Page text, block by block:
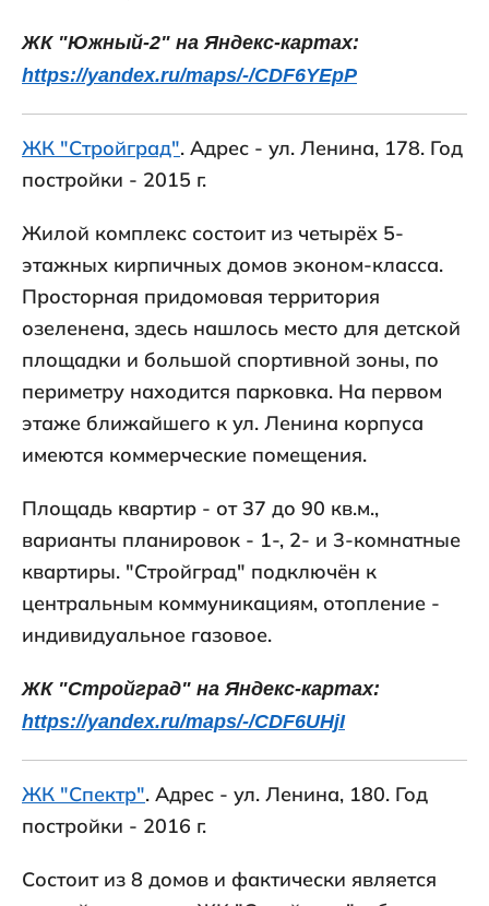
ЖК "Южный-2" на Яндекс-картах:
https://yandex.ru/maps/-/CDF6YEpP
ЖК "Стройград". Адрес - ул. Ленина, 178. Год
постройки - 2015 г.
Жилой комплекс состоит из четырёх 5-
этажных кирпичных домов эконом-класса.
Просторная придомовая территория
озеленена, здесь нашлось место для детской
площадки и большой спортивной зоны, по
периметру находится парковка. На первом
этаже ближайшего к ул. Ленина корпуса
имеются коммерческие помещения.
Площадь квартир - от 37 до 90 кв.м.,
варианты планировок - 1-, 2- и 3-комнатные
квартиры. "Стройград" подключён к
центральным коммуникациям, отопление -
индивидуальное газовое.
ЖК "Стройград" на Яндекс-картах:
https://yandex.ru/maps/-/CDF6UHjI
ЖК "Спектр". Адрес - ул. Ленина, 180. Год
постройки - 2016 г.
Состоит из 8 домов и фактически является